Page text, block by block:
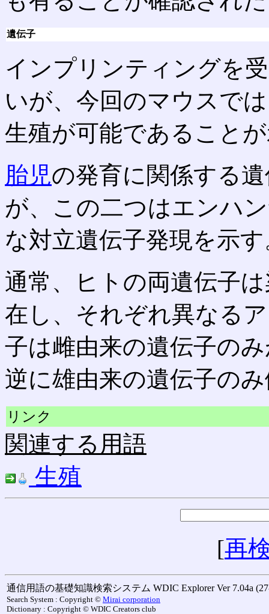
遺伝子
インプリンティングを
いが、今回のマウスで
生殖が可能であること
胎児の発育に関係する
が、この二つはエンハ
な対立遺伝子発現を示
通常、ヒトの両遺伝子
在し、それぞれ異なる
子は雌由来の遺伝子の
逆に雄由来の遺伝子の
リンク
関連する用語
生殖
[再
通信用語の基礎知識検索システム WDIC Explorer Ver 7.04a
Search System : Copyright © Mirai corporation
Dictionary : Copyright © WDIC Creators club